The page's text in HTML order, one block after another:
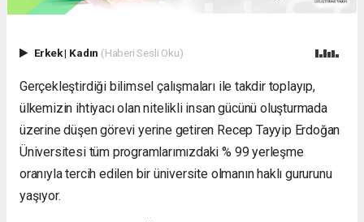
Erkek| Kadın (Haberi Sesli Oku)
Gerçekleştirdiği bilimsel çalışmaları ile takdir toplayıp,
ülkemizin ihtiyacı olan nitelikli insan gücünü oluşturmada
üzerine düşen görevi yerine getiren Recep Tayyip Erdoğan
Üniversitesi tüm programlarımızdaki % 99 yerleşme
oranıyla tercih edilen bir üniversite olmanın haklı gururunu
yaşıyor.